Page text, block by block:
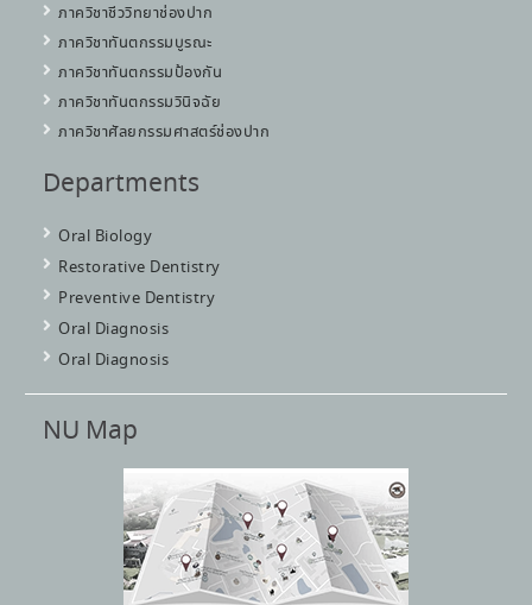
ภาควิชาชีววิทยาช่องปาก
ภาควิชาทันตกรรมบูรณะ
ภาควิชาทันตกรรมป้องกัน
ภาควิชาทันตกรรมวินิจฉัย
ภาควิชาศัลยกรรมศาสตร์ช่องปาก
Departments
Oral Biology
Restorative Dentistry
Preventive Dentistry
Oral Diagnosis
Oral Diagnosis
NU Map